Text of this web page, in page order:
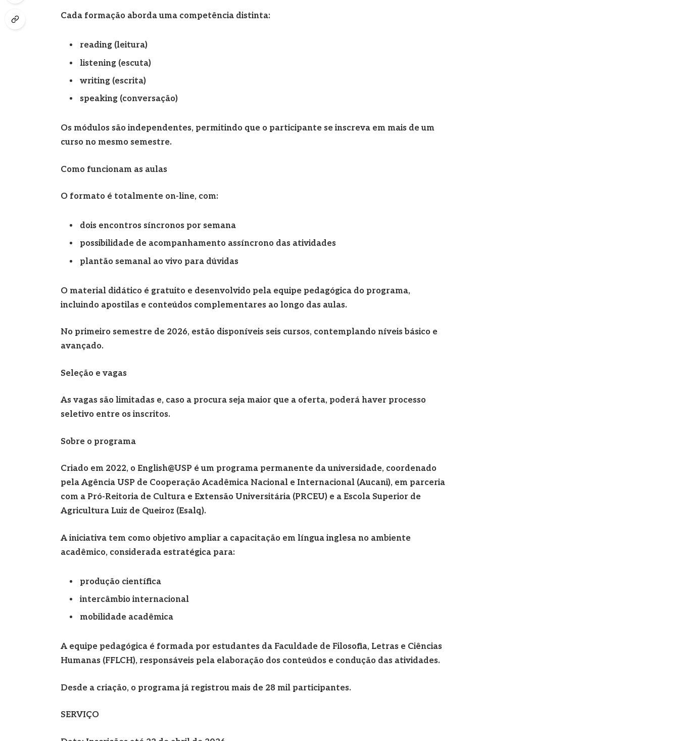
Cada formação aborda uma competência distinta:
reading (leitura)
listening (escuta)
writing (escrita)
speaking (conversação)
Os módulos são independentes, permitindo que o participante se inscreva em mais de um
curso no mesmo semestre.
Como funcionam as aulas
O formato é totalmente on-line, com:
dois encontros síncronos por semana
possibilidade de acompanhamento assíncrono das atividades
plantão semanal ao vivo para dúvidas
O material didático é gratuito e desenvolvido pela equipe pedagógica do programa,
incluindo apostilas e conteúdos complementares ao longo das aulas.
No primeiro semestre de 2026, estão disponíveis seis cursos, contemplando níveis básico e
avançado.
Seleção e vagas
As vagas são limitadas e, caso a procura seja maior que a oferta, poderá haver processo
seletivo entre os inscritos.
Sobre o programa
Criado em 2022, o English@USP é um programa permanente da universidade, coordenado
pela Agência USP de Cooperação Acadêmica Nacional e Internacional (Aucani), em parceria
com a Pró-Reitoria de Cultura e Extensão Universitária (PRCEU) e a Escola Superior de
Agricultura Luiz de Queiroz (Esalq).
A iniciativa tem como objetivo ampliar a capacitação em língua inglesa no ambiente
acadêmico, considerada estratégica para:
produção científica
intercâmbio internacional
mobilidade acadêmica
A equipe pedagógica é formada por estudantes da Faculdade de Filosofia, Letras e Ciências
Humanas (FFLCH), responsáveis pela elaboração dos conteúdos e condução das atividades.
Desde a criação, o programa já registrou mais de 28 mil participantes.
SERVIÇO